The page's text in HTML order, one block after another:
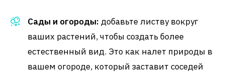
Сады и огороды: добавьте листву вокруг
ваших растений, чтобы создать более
естественный вид. Это как налет природы в
вашем огороде, который заставит соседей